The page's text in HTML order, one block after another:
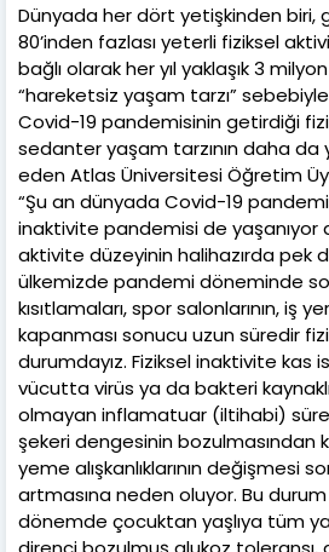
Dünyada her dört yetişkinden biri,
80’inden fazlası yeterli fiziksel
bağlı olarak her yıl yaklaşık 3
“hareketsiz yaşam tarzı”
Covid-19 pandemisinin getirdiği
sedanter yaşam tarzının daha da
eden Atlas Üniversitesi Öğretim
“Şu an dünyada Covid-19
inaktivite pandemisi de yaşanıyor
aktivite düzeyinin halihazırda pek
ülkemizde pandemi döneminde
kısıtlamaları, spor salonlarının, iş
kapanması sonucu uzun süredir
durumdayız. Fiziksel inaktivite kas
vücutta virüs ya da bakteri
olmayan inflamatuar (iltihabi)
şekeri dengesinin bozulmasından
yeme alışkanlıklarının değişmesi
artmasına neden oluyor. Bu
dönemde çocuktan yaşlıya tüm